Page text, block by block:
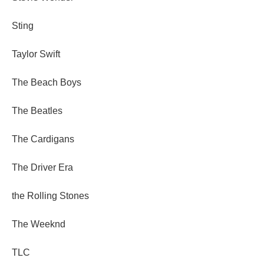
Sting
Taylor Swift
The Beach Boys
The Beatles
The Cardigans
The Driver Era
the Rolling Stones
The Weeknd
TLC